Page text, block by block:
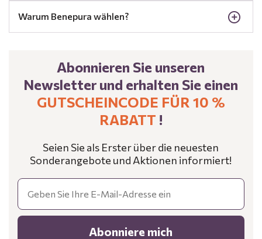
Warum Benepura wählen?
Abonnieren Sie unseren
Newsletter und erhalten Sie einen
GUTSCHEINCODE FÜR 10 %
RABATT !
Seien Sie als Erster über die neuesten
Sonderangebote und Aktionen informiert!
Email
Abonniere mich